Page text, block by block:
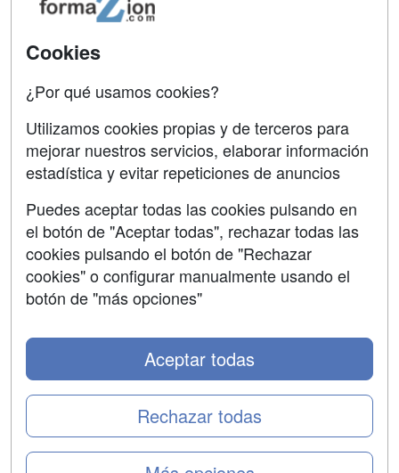
Acceso Usuarios
Acceso Centros
Contactar
Confidencialidad
Aviso legal
Copyleft
Cookies
¿Por qué usamos cookies?
Utilizamos cookies propias y de terceros para
mejorar nuestros servicios, elaborar información
estadística y evitar repeticiones de anuncios
Puedes aceptar todas las cookies pulsando en
el botón de "Aceptar todas", rechazar todas las
cookies pulsando el botón de "Rechazar
cookies" o configurar manualmente usando el
botón de "más opciones"
Rechazar todas
Aceptar todas